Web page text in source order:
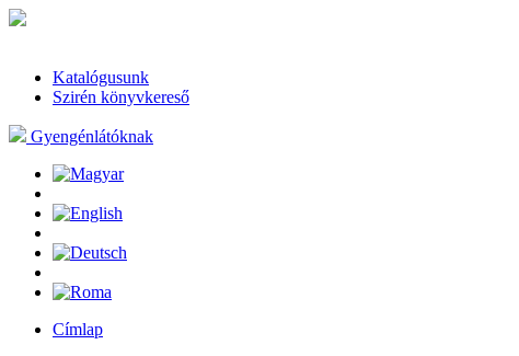
Katalógusunk
Szirén könyvkereső
Gyengénlátóknak
Címlap